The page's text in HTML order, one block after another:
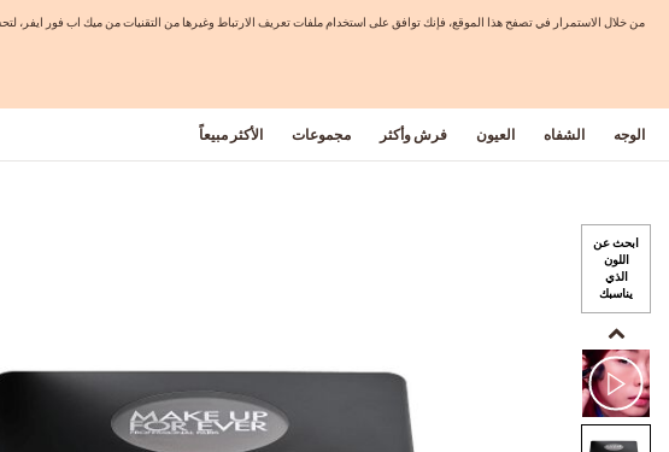
من خلال الاستمرار في تصفح هذا الموقع، فإنك توافق على استخدام ملفات تعريف الارتباط وغيرها من التقنيات من ميك اب فور
الوجه الشفاه العيون فرش وأكثر مجموعات الأكثر مبيعاً
ابحث عن
اللون
الذي
يناسبك